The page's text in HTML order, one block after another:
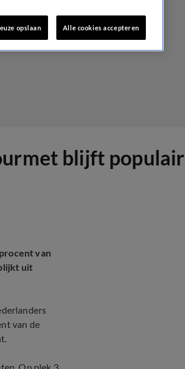
blijft populair
van
uit
van de
opslaan Alle cookies accepteren